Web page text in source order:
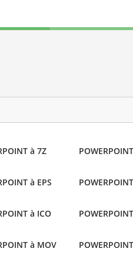
à 7Z
à EPS
à ICO
à MOV